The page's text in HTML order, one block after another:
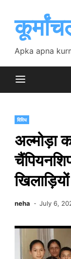
content
Apka apna
विविध
अल्मोड़ा
neha July 6,